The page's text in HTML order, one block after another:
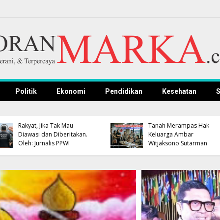
Politik Ekonomi Pendidikan Kesehatan
Sangkanerang, Dorong
Budaya Siaga Bencana
Berkelanjutan
Pengembangan
Kompetensi ASN Tetap
Jalan